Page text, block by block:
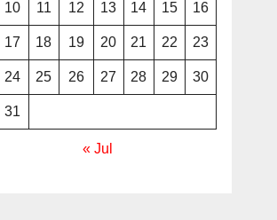
10 11 12 13 14 15 16
17 18 19 20 21 22 23
24 25 26 27 28 29 30
31
« Jul